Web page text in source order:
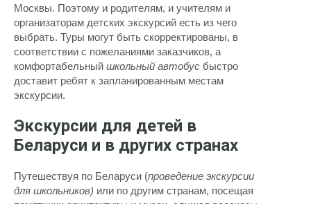
Москвы. Поэтому и родителям, и учителям и
организаторам детских экскурсий есть из чего
выбрать. Туры могут быть скорректированы, в
соответствии с пожеланиями заказчиков, а
комфортабельный школьный автобус быстро
доставит ребят к запланированным местам
экскурсии.
Экскурсии для детей в
Беларуси и в других странах
Путешествуя по Беларуси (проведение экскурсии
для школьников) или по другим странам, посещая